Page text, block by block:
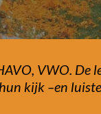
VWO. De
kijk –en